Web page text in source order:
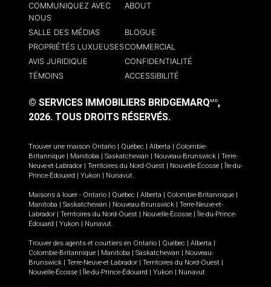
COMMUNIQUEZ AVEC
NOUS
ABOUT
SALLE DES MÉDIAS
BLOGUE
PROPRIÉTÉS LUXUEUSESCOMMERCIAL
AVIS JURIDIQUE
CONFIDENTIALITÉ
TÉMOINS
ACCESSIBILITÉ
© SERVICES IMMOBILIERS BRIDGEMARQ MD,
2026. TOUS DROITS RÉSERVÉS.
Trouver une maison Ontario Québec Alberta
Colombie-
Britannique
Manitoba Saskatchewan Nouveau-Brunswick
Terre-
Neuve-et-Labrador
Territoires du Nord-Ouest Nouvelle-Écosse
Île-du-
Prince-Édouard
Yukon Nunavut.
Maisons à louer - Ontario Québec Alberta Colombie-Britannique
Manitoba
Saskatchewan Nouveau-Brunswick
Terre-Neuve-et-
Labrador
Territoires du Nord-Ouest Nouvelle-Écosse
Île-du-Prince-
Édouard
Yukon Nunavut.
Trouver des agents et courtiers en Ontario Québec Alberta
Colombie-Britannique
Manitoba Saskatchewan
Nouveau-
Brunswick
Terre-Neuve-et-Labrador Territoires du Nord-Ouest
Nouvelle-Écosse
Île-du-Prince-Édouard Yukon Nunavut